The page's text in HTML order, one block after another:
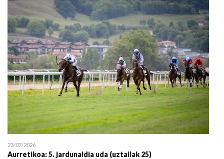
23/07/2026
Aurretikoa: 5. jardunaldia uda (uztailak 25)